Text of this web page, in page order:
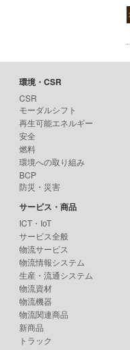
環境・CSR
CSR
モーダルシフト
再生可能エネルギー
安全
燃料
環境への取り組み
BCP
防災・災害
サービス・商品
ICT・IoT
サービス全般
物流サービス
物流情報システム
生産・流通システム
物流資材
物流機器
物流関連商品
新商品
トラック